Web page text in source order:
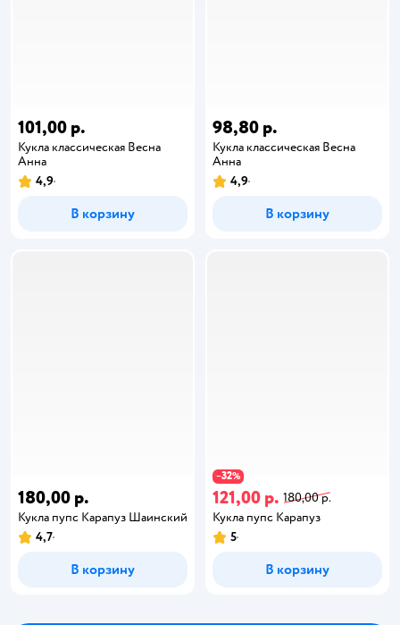
101,00 р.
Кукла классическая Весна
Анна
4,9
В корзину
98,80 р.
Кукла классическая Весна
Анна
4,9
В корзину
180,00 р.
Кукла пупс Карапуз Шаинский
4,7
В корзину
−32%
121,00 р. 180,00 р.
Кукла пупс Карапуз
5
В корзину